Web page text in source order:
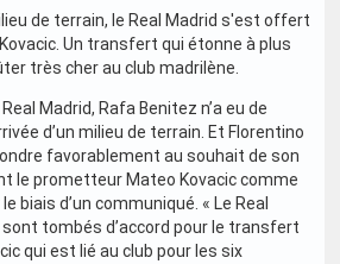
de terrain, le Real Madrid s'est offert
Un transfert qui étonne à plus
très cher au club madrilène.
Madrid, Rafa Benitez n’a eu de
d’un milieu de terrain. Et Florentino
favorablement au souhait de son
le prometteur Mateo Kovacic comme
biais d’un communiqué. « Le Real
sont tombés d’accord pour le transfert
qui est lié au club pour les six